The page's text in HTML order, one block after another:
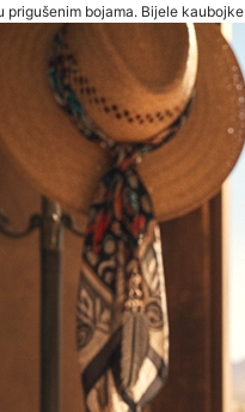
prigušenim bojama. Bijele